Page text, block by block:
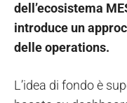
dell’ecosistema
introduce un
delle operations.
L’idea di fondo è